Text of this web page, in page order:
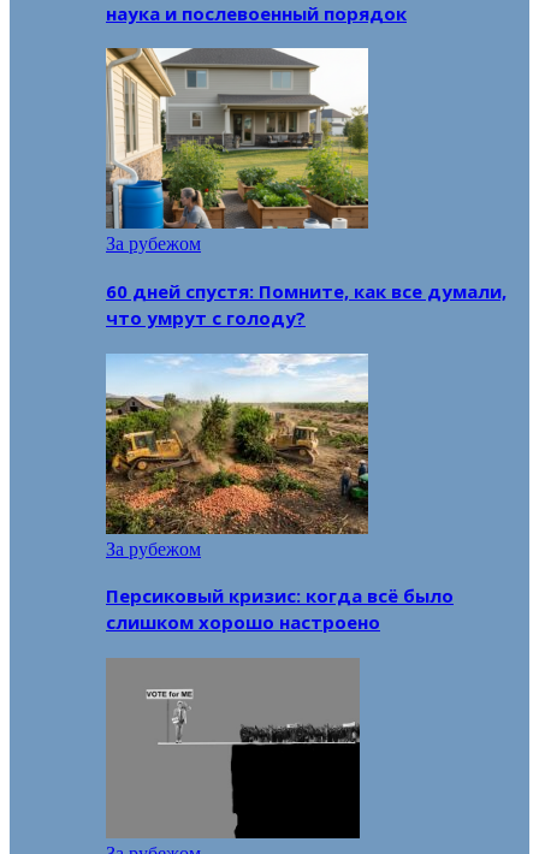
наука и послевоенный порядок
За рубежом
60 дней спустя: Помните, как все думали,
что умрут с голоду?
За рубежом
Персиковый кризис: когда всё было
слишком хорошо настроено